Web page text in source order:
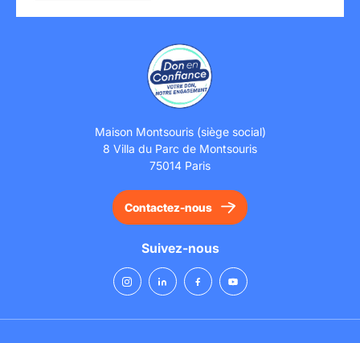
Maison Montsouris (siège social)
8 Villa du Parc de Montsouris
75014 Paris
Contactez-nous
Suivez-nous